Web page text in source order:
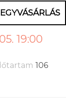
19:00
106